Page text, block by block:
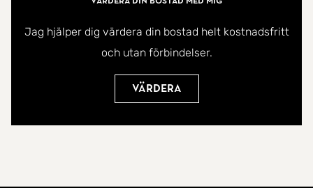
Ett genomtänkt och funktionellt hem med fina
sällskapsytor och mycket förvaring.
Välkommen hem!
Jag hjälper dig värdera din bostad helt kostnadsfritt
och utan förbindelser.
Värdera